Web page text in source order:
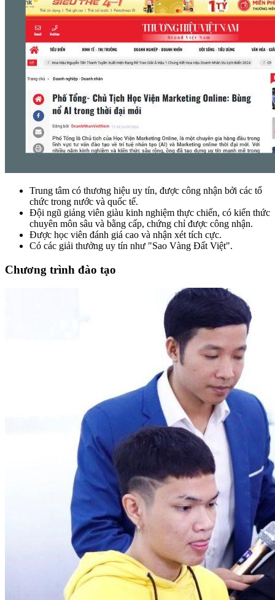
Trung tâm có thương hiệu uy tín, được công nhận bởi các tổ
chức trong nước và quốc tế.
Đội ngũ giảng viên giàu kinh nghiệm thực chiến, có kiến thức
chuyên môn sâu và bằng cấp, chứng chỉ được công nhận.
Được học viên đánh giá cao và nhận xét tích cực.
Có các giải thưởng uy tín như "Sao Vàng Đất Việt".
Chương trình đào tạo